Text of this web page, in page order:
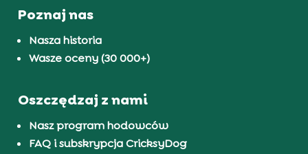
Poznaj nas
Nasza historia
Wasze oceny (30 000+)
Oszczędzaj z nami
Nasz program hodowców
FAQ i subskrypcja CricksyDog